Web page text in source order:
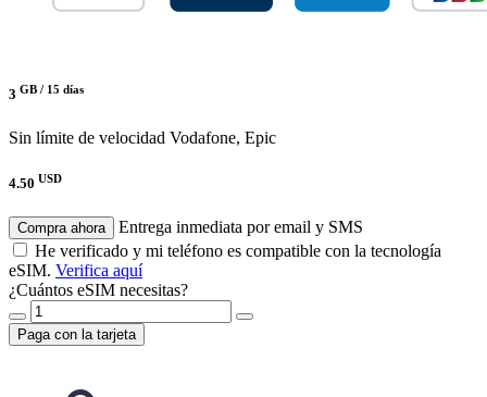
3 GB / 15 días
Sin límite de velocidad Vodafone, Epic
4.50 USD
Compra ahora
Entrega inmediata por email y SMS
He verificado y mi teléfono es compatible con la tecnología
eSIM. Verifica aquí
¿Cuántos eSIM necesitas?
Paga con la tarjeta